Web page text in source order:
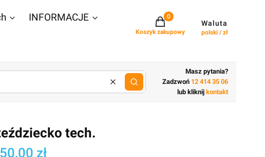
INFORMACJE Projekty w koszyku: 0. Zobacz
Koszyk zakupowy
Waluta
polski / zł
Wyczyśćlub wpisz cechy budynku
Masz pytania?
Zadzwoń 12 414 35 06
lub kliknij kontakt
tech.
zł